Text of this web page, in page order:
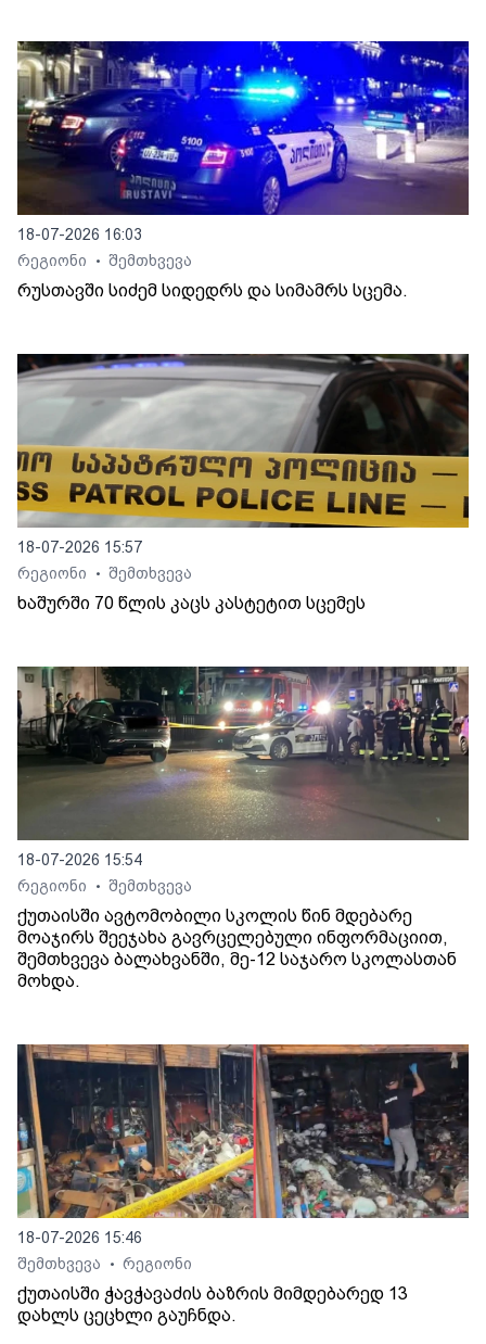
18-07-2026 16:03
რეგიონი
• შემთხვევა
რუსთავში სიძემ სიდედრს და სიმამრს სცემა.
18-07-2026 15:57
რეგიონი
• შემთხვევა
ხაშურში 70 წლის კაცს კასტეტით სცემეს
18-07-2026 15:54
რეგიონი
• შემთხვევა
ქუთაისში ავტომობილი სკოლის წინ მდებარე
მოაჯირს შეეჯახა გავრცელებული ინფორმაციით,
შემთხვევა ბალახვანში, მე-12 საჯარო სკოლასთან
მოხდა.
18-07-2026 15:46
შემთხვევა
• რეგიონი
ქუთაისში ჭავჭავაძის ბაზრის მიმდებარედ 13
დახლს ცეცხლი გაუჩნდა.